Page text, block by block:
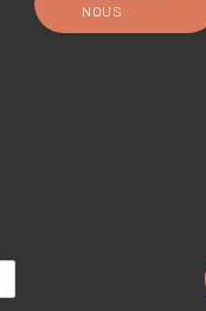
NOUS